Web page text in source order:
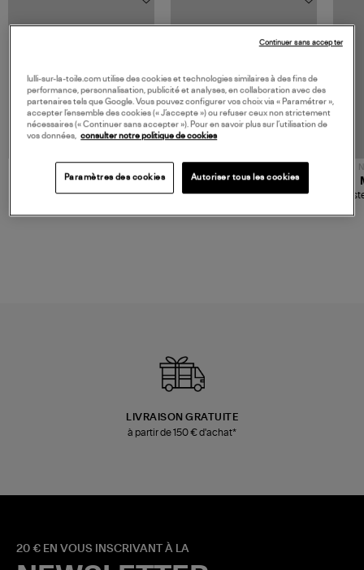
JEROME DREYFUSS
Sac Bobi S Cuir Lamé
TORAL
Mocassins Killian Sport
LIVRAISON GRATUITE
à partir de 150 € d'achat*
20 € EN VOUS INSCRIVANT À LA
lulli-sur-la-toile.com utilise des cookies et technologies similaires à des fins de
performance, personnalisation, publicité et analyses, en collaboration avec des
partenaires tels que Google. Vous pouvez configurer vos choix via « Paramétrer »,
accepter l’ensemble des cookies (« J’accepte ») ou refuser ceux non strictement
nécessaires (« Continuer sans accepter »). Pour en savoir plus sur l’utilisation de
vos données, consulter notre politique de cookies
Paramètres des cookies Autoriser tous les cookies
Continuer sans accepter